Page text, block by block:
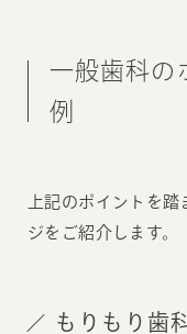
一般歯科の
例
上記のポイントを
ジをご紹介します。
もりもり歯